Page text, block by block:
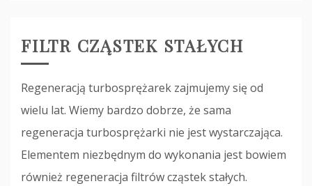
FILTR CZĄSTEK STAŁYCH
Regeneracją turbosprężarek zajmujemy się od
wielu lat. Wiemy bardzo dobrze, że sama
regeneracja turbosprężarki nie jest wystarczająca.
Elementem niezbędnym do wykonania jest bowiem
również regeneracja filtrów cząstek stałych.